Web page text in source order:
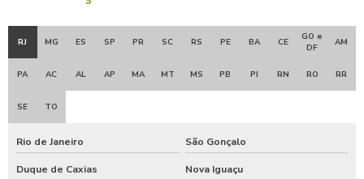
RJ MG ES SP PR SC RS PE BA CE
GO e
DF
AM
PA AC AL AP MA MT MS PB PI RN RO RR
SE TO
Rio de Janeiro São Gonçalo
Duque de Caxias Nova Iguaçu